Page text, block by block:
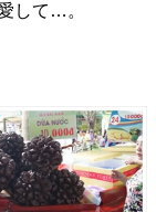
して…。